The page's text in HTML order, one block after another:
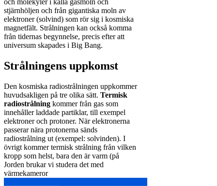
och molekyler i kalla gasmoln och
stjärnhöljen och från gigantiska moln av
elektroner (solvind) som rör sig i kosmiska
magnetfält. Strålningen kan också komma
från tidernas begynnelse, precis efter att
universum skapades i Big Bang.
Strålningens uppkomst
Den kosmiska radiostrålningen uppkommer
huvudsakligen på tre olika sätt. Termisk
radiostrålning kommer från gas som
innehåller laddade partiklar, till exempel
elektroner och protoner. När elektronerna
passerar nära protonerna sänds
radiostrålning ut (exempel: solvinden). I
övrigt kommer termisk strålning från vilken
kropp som helst, bara den är varm (på
Jorden brukar vi studera det med
värmekameror